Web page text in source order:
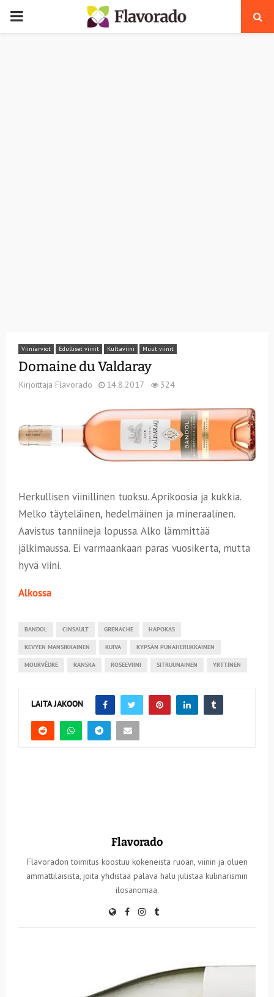
PRIMARY
Viiniarviot Edulliset viinit Kultaviini Muut viinit
Domaine du Valdaray
Kirjoittaja Flavorado 14.8.2017 324
Herkullisen viinillinen tuoksu. Aprikoosia ja kukkia.
Melko täyteläinen, hedelmäinen ja mineraalinen.
Aavistus tanniineja lopussa. Alko lämmittää
jälkimaussa. Ei varmaankaan paras vuosikerta, mutta
hyvä viini.
Alkossa
BANDOL CINSAULT GRENACHE HAPOKAS
KEVYEN MANSIKKAINEN KUIVA KYPSÄN PUNAHERUKKAINEN
MOURVÈDRE RANSKA ROSEEVIINI SITRUUNAINEN YRTTINEN
LAITA JAKOON
Flavorado
Flavoradon toimitus koostuu kokeneista ruoan, viinin ja oluen
ammattilaisista, joita yhdistää palava halu julistaa kulinarismin
ilosanomaa.